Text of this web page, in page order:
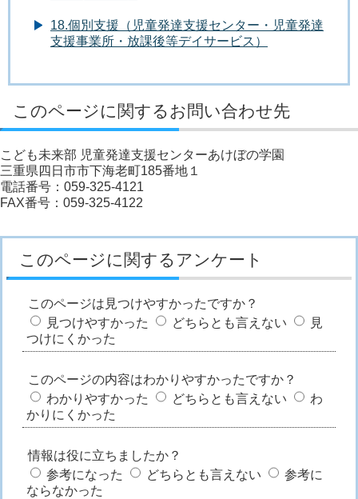
18.個別支援（児童発達支援センター・児童発達
支援事業所・放課後等デイサービス）
このページに関するお問い合わせ先
こども未来部 児童発達支援センターあけぼの学園
三重県四日市市下海老町185番地１
電話番号：059-325-4121
FAX番号：059-325-4122
このページに関するアンケート
このページは見つけやすかったですか？
見つけやすかった
どちらとも言えない
見
つけにくかった
このページの内容はわかりやすかったですか？
わかりやすかった
どちらとも言えない
わ
かりにくかった
情報は役に立ちましたか？
参考になった
どちらとも言えない
参考に
ならなかった